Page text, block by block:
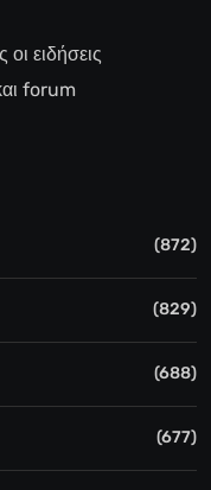
ειδήσεις
forum
(872)
(829)
(688)
(677)